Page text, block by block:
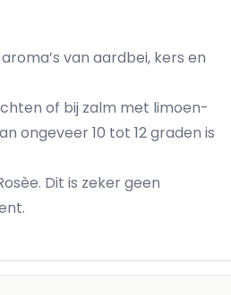
van aardbei, kers en
of bij zalm met limoen-
ongeveer 10 tot 12 graden is
Dit is zeker geen